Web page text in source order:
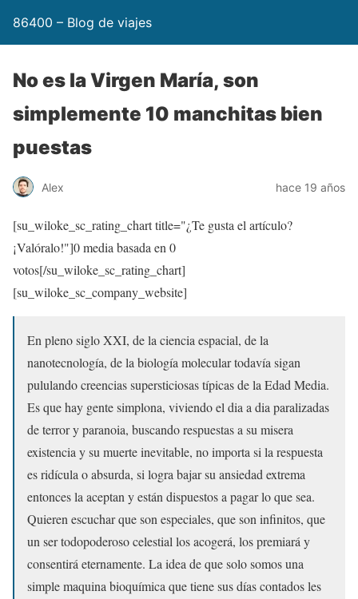
86400 – Blog de viajes
No es la Virgen María, son
simplemente 10 manchitas bien
puestas
Alex hace 19 años
[su_wiloke_sc_rating_chart title="¿Te gusta el artículo?
¡Valóralo!"]0media basada en 0
votos[/su_wiloke_sc_rating_chart]
[su_wiloke_sc_company_website]
En pleno siglo XXI, de la ciencia espacial, de la
nanotecnología, de la biología molecular todavía sigan
pululando creencias supersticiosas típicas de la Edad Media.
Es que hay gente simplona, viviendo el dia a dia paralizadas
de terror y paranoia, buscando respuestas a su misera
existencia y su muerte inevitable, no importa si la respuesta
es ridícula o absurda, si logra bajar su ansiedad extrema
entonces la aceptan y están dispuestos a pagar lo que sea.
Quieren escuchar que son especiales, que son infinitos, que
un ser todopoderoso celestial los acogerá, los premiará y
consentirá eternamente. La idea de que solo somos una
simple maquina bioquímica que tiene sus días contados les